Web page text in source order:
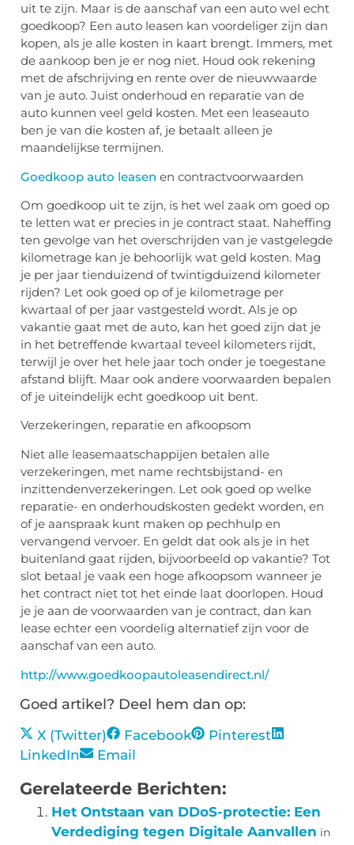
uit te zijn. Maar is de aanschaf van een auto wel echt
goedkoop? Een auto leasen kan voordeliger zijn dan
kopen, als je alle kosten in kaart brengt. Immers, met
de aankoop ben je er nog niet. Houd ook rekening
met de afschrijving en rente over de nieuwwaarde
van je auto. Juist onderhoud en reparatie van de
auto kunnen veel geld kosten. Met een leaseauto
ben je van die kosten af, je betaalt alleen je
maandelijkse termijnen.
Goedkoop auto leasen en contractvoorwaarden
Om goedkoop uit te zijn, is het wel zaak om goed op
te letten wat er precies in je contract staat. Naheffing
ten gevolge van het overschrijden van je vastgelegde
kilometrage kan je behoorlijk wat geld kosten. Mag
je per jaar tienduizend of twintigduizend kilometer
rijden? Let ook goed op of je kilometrage per
kwartaal of per jaar vastgesteld wordt. Als je op
vakantie gaat met de auto, kan het goed zijn dat je
in het betreffende kwartaal teveel kilometers rijdt,
terwijl je over het hele jaar toch onder je toegestane
afstand blijft. Maar ook andere voorwaarden bepalen
of je uiteindelijk echt goedkoop uit bent.
Verzekeringen, reparatie en afkoopsom
Niet alle leasemaatschappijen betalen alle
verzekeringen, met name rechtsbijstand- en
inzittendenverzekeringen. Let ook goed op welke
reparatie- en onderhoudskosten gedekt worden, en
of je aanspraak kunt maken op pechhulp en
vervangend vervoer. En geldt dat ook als je in het
buitenland gaat rijden, bijvoorbeeld op vakantie? Tot
slot betaal je vaak een hoge afkoopsom wanneer je
het contract niet tot het einde laat doorlopen. Houd
je je aan de voorwaarden van je contract, dan kan
lease echter een voordelig alternatief zijn voor de
aanschaf van een auto.
http://www.goedkoopautoleasendirect.nl/
Goed artikel? Deel hem dan op:
X (Twitter) Facebook
Pinterest
LinkedIn
Email
Gerelateerde Berichten:
Het Ontstaan van DDoS-protectie: Een
Verdediging tegen Digitale Aanvallen in